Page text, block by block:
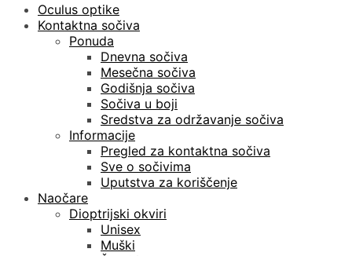
Oculus optike
Kontaktna sočiva
Ponuda
Dnevna sočiva
Mesečna sočiva
Godišnja sočiva
Sočiva u boji
Sredstva za održavanje sočiva
Informacije
Pregled za kontaktna sočiva
Sve o sočivima
Uputstva za koriščenje
Naočare
Dioptrijski okviri
Unisex
Muški